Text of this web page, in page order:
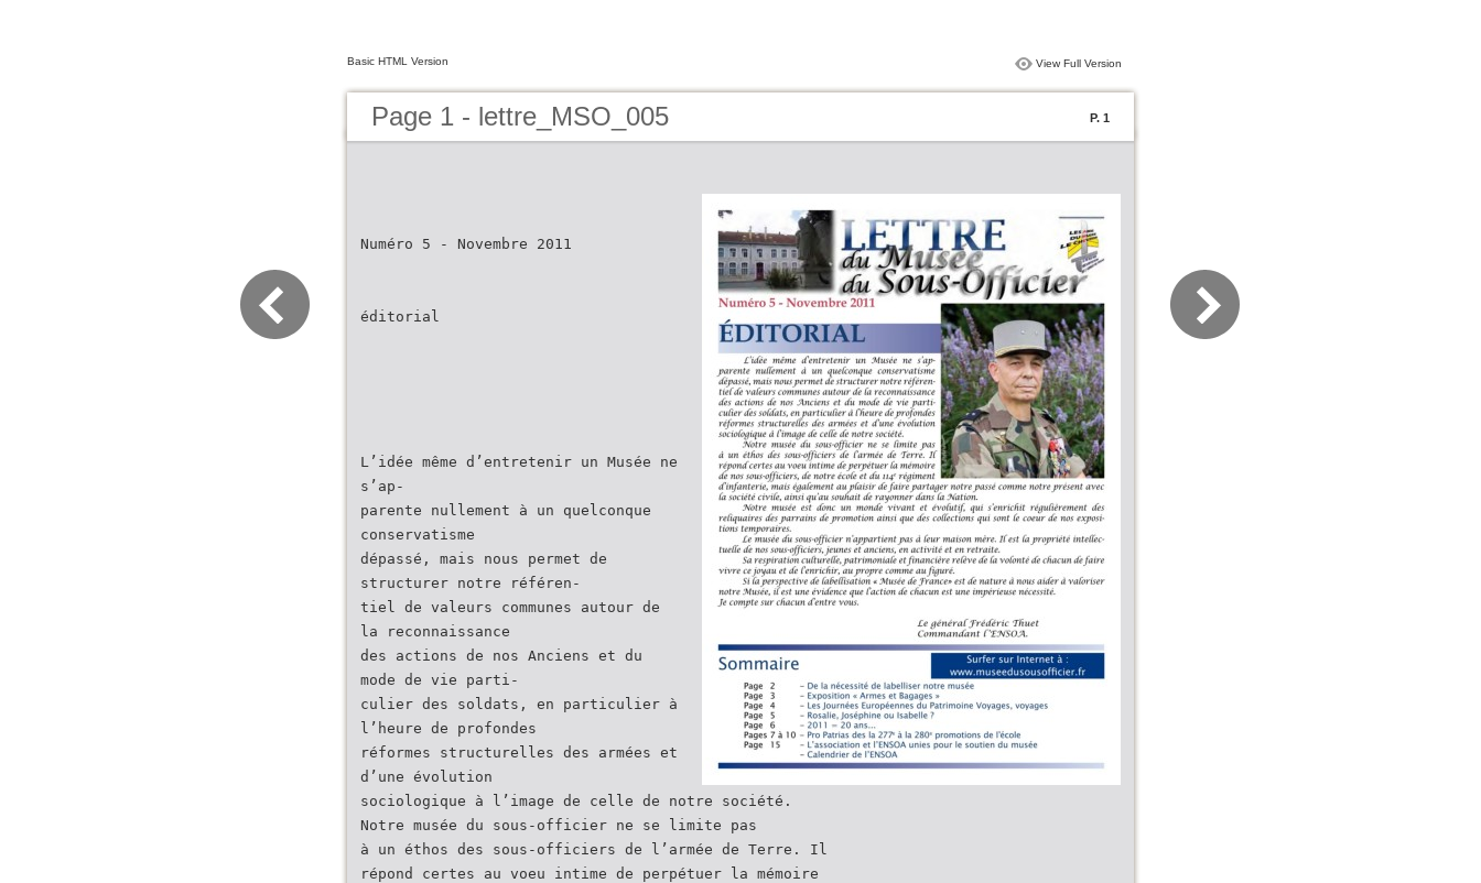
Basic HTML Version View Full Version
Page 1 - lettre_MSO_005 P. 1
Numéro 5 - Novembre 2011
éditorial
L’idée même d’entretenir un Musée ne
s’ap-
parente nullement à un quelconque
conservatisme
dépassé, mais nous permet de
structurer notre référen-
tiel de valeurs communes autour de
la reconnaissance
des actions de nos Anciens et du
mode de vie parti-
culier des soldats, en particulier à
l’heure de profondes
réformes structurelles des armées et
d’une évolution
sociologique à l’image de celle de notre société.
Notre musée du sous-officier ne se limite pas
à un éthos des sous-officiers de l’armée de Terre. Il
répond certes au voeu intime de perpétuer la mémoire